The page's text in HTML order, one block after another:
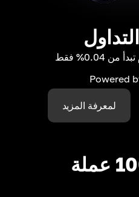
فقط
Powered
لمعرفة المزيد
ندعم أكثر من 100 عملة